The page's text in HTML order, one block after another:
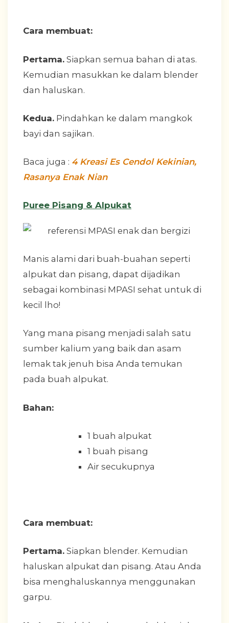
Cara membuat:
Pertama. Siapkan semua bahan di atas.
Kemudian masukkan ke dalam blender
dan haluskan.
Kedua. Pindahkan ke dalam mangkok
bayi dan sajikan.
Baca juga : 4 Kreasi Es Cendol Kekinian,
Rasanya Enak Nian
Puree Pisang & Alpukat
Manis alami dari buah-buahan seperti
alpukat dan pisang, dapat dijadikan
sebagai kombinasi MPASI sehat untuk di
kecil lho!
Yang mana pisang menjadi salah satu
sumber kalium yang baik dan asam
lemak tak jenuh bisa Anda temukan
pada buah alpukat.
Bahan:
1 buah alpukat
1 buah pisang
Air secukupnya
Cara membuat:
Pertama. Siapkan blender. Kemudian
haluskan alpukat dan pisang. Atau Anda
bisa menghaluskannya menggunakan
garpu.